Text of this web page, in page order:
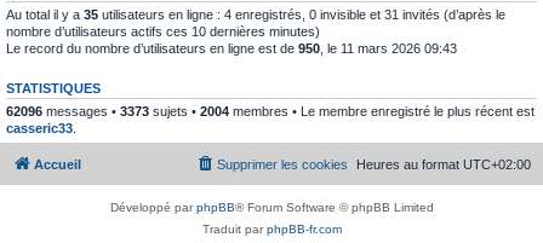
Au total il y a 35 utilisateurs en ligne : 4 enregistrés, 0 invisible et 31 invités (d’après le
nombre d’utilisateurs actifs ces 10 dernières minutes)
Le record du nombre d’utilisateurs en ligne est de 950 , le 11 mars 2026 09:43
STATISTIQUES
62096 messages • 3373 sujets • 2004 membres • Le membre enregistré le plus récent est
casseric33
Accueil Heures au format UTC+02:00
Supprimer les cookies
Développé parphpBB® Forum Software © phpBB Limited
Traduit parphpBB-fr.com